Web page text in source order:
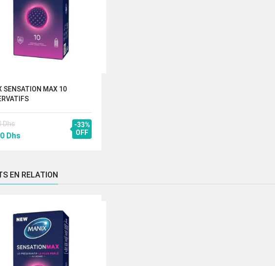
SENSATION MAX 10
Dhs
:
Dhs.
DhsLe
est :
109.00 Dhs.
-33%
OFF
EN RELATION